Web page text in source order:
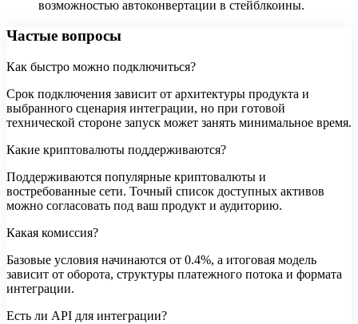
возможностью автоконвертации в стейблкоины.
Частые вопросы
Как быстро можно подключиться?
Срок подключения зависит от архитектуры продукта и
выбранного сценария интеграции, но при готовой
технической стороне запуск может занять минимальное время.
Какие криптовалюты поддерживаются?
Поддерживаются популярные криптовалюты и
востребованные сети. Точный список доступных активов
можно согласовать под ваш продукт и аудиторию.
Какая комиссия?
Базовые условия начинаются от 0.4%, а итоговая модель
зависит от оборота, структуры платежного потока и формата
интеграции.
Есть ли API для интеграции?